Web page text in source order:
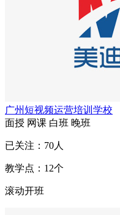
广州短视频运营培训学校
面授 网课 白班 晚班
已关注： 70人
教学点： 12个
滚动开班